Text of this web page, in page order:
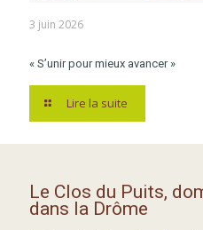
3 juin 2026
« S’unir pour mieux avancer »
Lire la suite
Le Clos du Puits,
dans la Drôme